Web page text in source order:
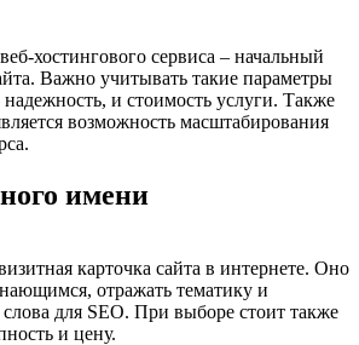
хостингового сервиса – начальный
Важно учитывать такие параметры
надежность, и стоимость услуги. Также
возможность масштабирования
имени
карточка сайта в интернете. Оно
отражать тематику и
для SEO. При выборе стоит также
и цену.